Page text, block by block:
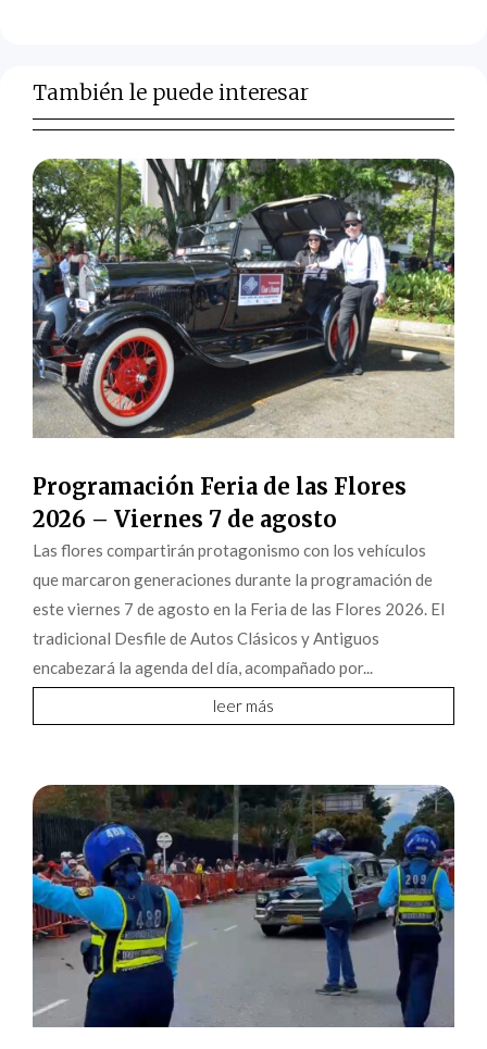
También le puede interesar
Programación Feria de las Flores
2026 – Viernes 7 de agosto
Las flores compartirán protagonismo con los vehículos
que marcaron generaciones durante la programación de
este viernes 7 de agosto en la Feria de las Flores 2026. El
tradicional Desfile de Autos Clásicos y Antiguos
encabezará la agenda del día, acompañado por...
leer más